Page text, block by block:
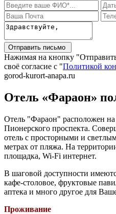
Нажимая на кнопку
своё согласие с "Политикой
gorod-kurort-anapa.ru
Отель «Фараон»
Отель "Фараон" расположен
Пионерского проспекта.
отель с просторными и
метрах от пляжа. На
площадка, Wi-Fi интернет.
В шаговой доступности
кафе-столовое, фруктовые
аптека и много другое для
Проживание